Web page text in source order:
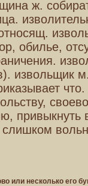
ж.
обилье,
извольщик
привыкнуть
или несколько его